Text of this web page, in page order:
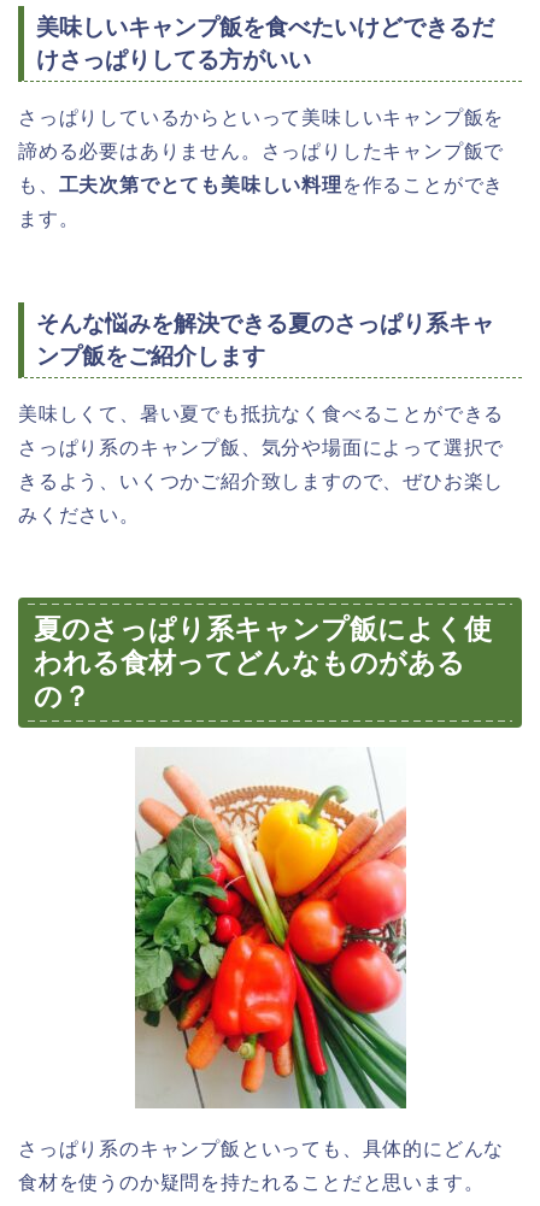
美味しいキャンプ飯を食べたいけどできるだ
けさっぱりしてる方がいい
さっぱりしているからといって美味しいキャンプ飯を
諦める必要はありません。さっぱりしたキャンプ飯で
も、 工夫次第でとても美味しい料理 を作ることができ
ます。
そんな悩みを解決できる夏のさっぱり系キャ
ンプ飯をご紹介します
美味しくて、暑い夏でも抵抗なく食べることができる
さっぱり系のキャンプ飯、気分や場面によって選択で
きるよう、いくつかご紹介致しますので、ぜひお楽し
みください。
夏のさっぱり系キャンプ飯によく使
われる食材ってどんなものがある
の？
さっぱり系のキャンプ飯といっても、具体的にどんな
食材を使うのか疑問を持たれることだと思います。